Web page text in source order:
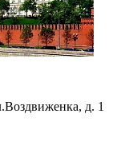
д. 1